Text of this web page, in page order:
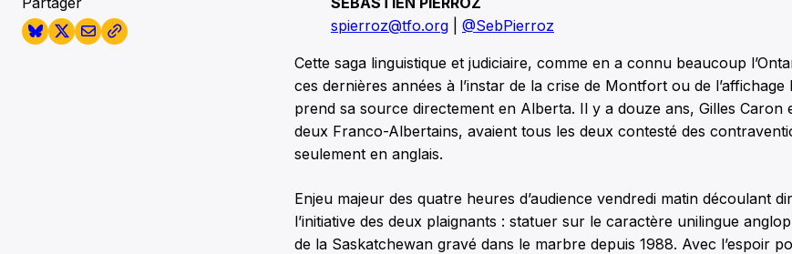
spierroz@tfo.org
@SebPierroz
Cette saga linguistique et judiciaire, comme en a connu beaucoup
ces dernières années à l’instar de la crise de Montfort ou de l’affichage
prend sa source directement en Alberta. Il y a douze ans, Gilles Caron
deux Franco-Albertains, avaient tous les deux contesté des
seulement en anglais.
Enjeu majeur des quatre heures d’audience vendredi matin découlant
l’initiative des deux plaignants : statuer sur le caractère unilingue
de la Saskatchewan gravé dans le marbre depuis 1988. Avec l’espoir